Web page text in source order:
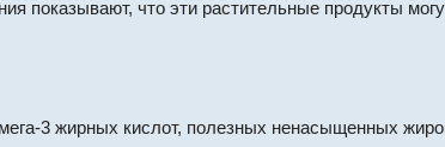
показывают, что эти растительные продукты
3 жирных кислот, полезных ненасыщенных